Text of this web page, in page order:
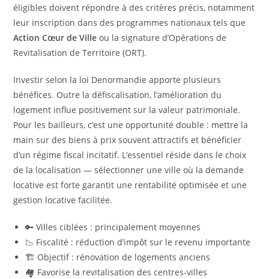
éligibles doivent répondre à des critères précis, notamment
leur inscription dans des programmes nationaux tels que
Action Cœur de Ville ou la signature d’Opérations de
Revitalisation de Territoire (ORT).
Investir selon la loi Denormandie apporte plusieurs
bénéfices. Outre la défiscalisation, l’amélioration du
logement influe positivement sur la valeur patrimoniale.
Pour les bailleurs, c’est une opportunité double : mettre la
main sur des biens à prix souvent attractifs et bénéficier
d’un régime fiscal incitatif. L’essentiel réside dans le choix
de la localisation — sélectionner une ville où la demande
locative est forte garantit une rentabilité optimisée et une
gestion locative facilitée.
🔑 Villes ciblées : principalement moyennes
📉 Fiscalité : réduction d’impôt sur le revenu importante
🏗️ Objectif : rénovation de logements anciens
🏘️ Favorise la revitalisation des centres-villes